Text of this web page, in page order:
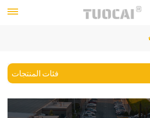
فئات المنتجات